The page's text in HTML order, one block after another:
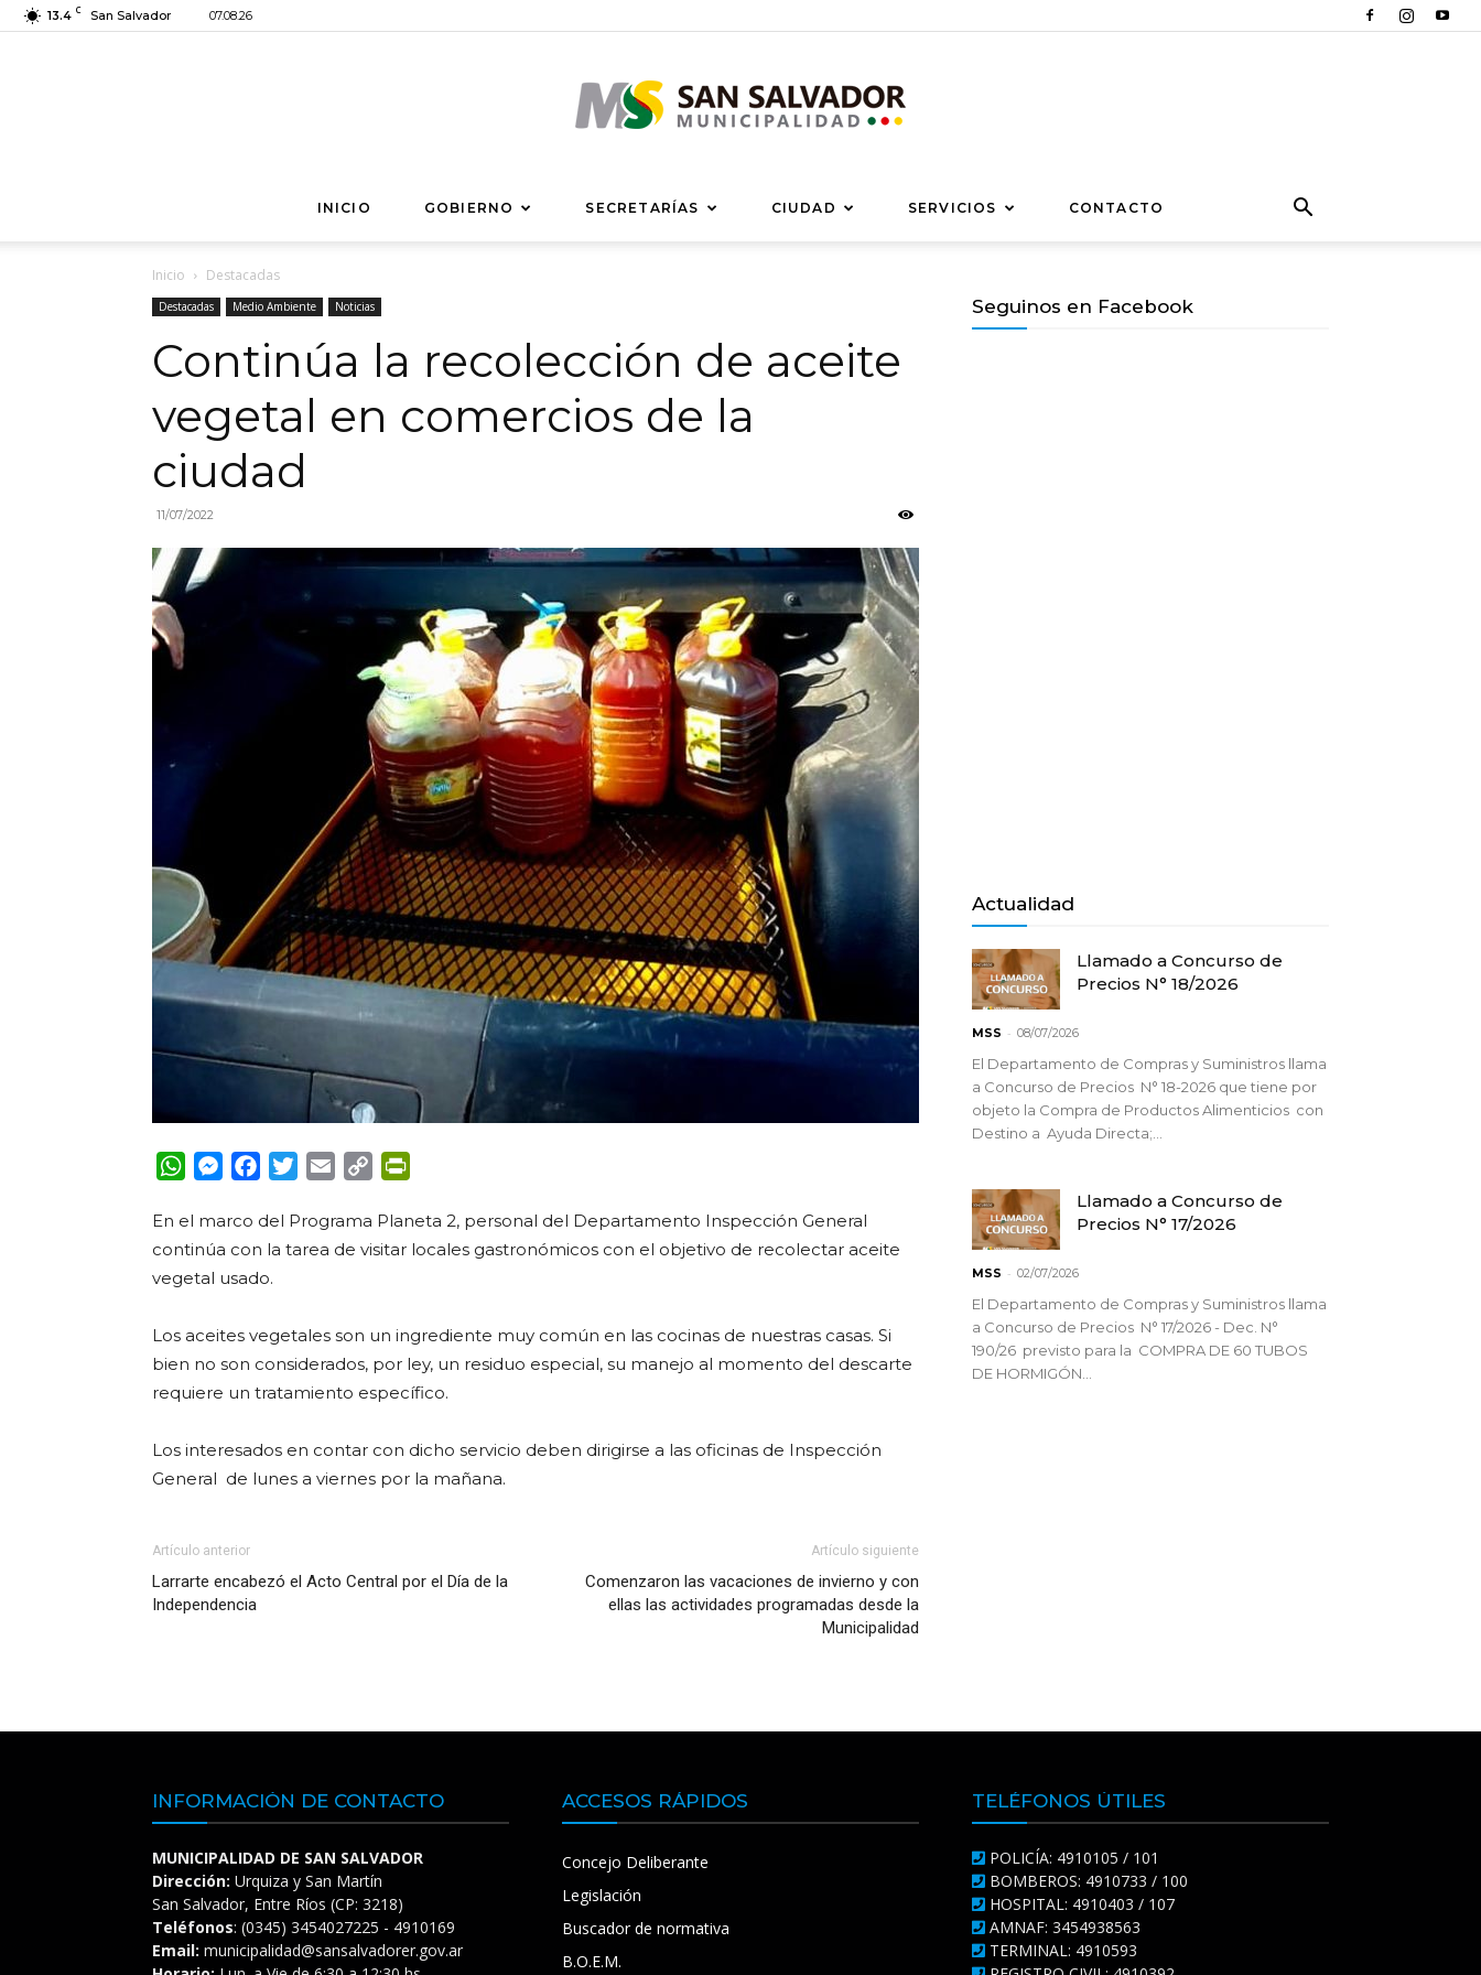
13.4 C San Salvador 07.08.26
Municipalidad
Salvador
INICIO GOBIERNO SECRETARÍAS CIUDAD SERVICIOS CONTACTO
Inicio Destacadas
Destacadas Medio Ambiente Noticias
Continúa la recolección de aceite
vegetal en comercios de la
ciudad
11/07/2022
WhatsApp
Messenger
FacebookTwitterEmail Copy
En el marco del Programa Planeta 2, personal del Departamento Inspección General
continúa con la tarea de visitar locales gastronómicos con el objetivo de recolectar aceite
vegetal usado.
Los aceites vegetales son un ingrediente muy común en las cocinas de nuestras casas. Si
bien no son considerados, por ley, un residuo especial, su manejo al momento del descarte
requiere un tratamiento específico.
Los interesados en contar con dicho servicio deben dirigirse a las oficinas de Inspección
General de lunes a viernes por la mañana.
Artículo anterior
Larrarte encabezó el Acto Central por el Día de la
Independencia
Artículo siguiente
Comenzaron las vacaciones de invierno y con
ellas las actividades programadas desde la
Municipalidad
Seguinos en Facebook
Actualidad
Llamado a Concurso de
Precios N° 18/2026
MSS - 08/07/2026
El Departamento de Compras y Suministros llama
a Concurso de Precios N° 18-2026 que tiene por
objeto la Compra de Productos Alimenticios con
Destino a Ayuda Directa;...
Llamado a Concurso de
Precios N° 17/2026
MSS - 02/07/2026
El Departamento de Compras y Suministros llama
a Concurso de Precios N° 17/2026 - Dec. N°
190/26 previsto para la COMPRA DE 60 TUBOS
DE HORMIGÓN...
INFORMACIÓN DE CONTACTO
MUNICIPALIDAD DE SAN SALVADOR
Dirección: Urquiza y San Martín
San Salvador, Entre Ríos (CP: 3218)
Teléfonos: (0345) 3454027225 - 4910169
Email: municipalidad@sansalvadorer.gov.ar
ACCESOS RÁPIDOS
Concejo Deliberante
Legislación
Buscador de normativa
B.O.E.M.
TELÉFONOS ÚTILES
POLICÍA: 4910105 / 101
BOMBEROS: 4910733 / 100
HOSPITAL: 4910403 / 107
AMNAF: 3454938563
TERMINAL: 4910593